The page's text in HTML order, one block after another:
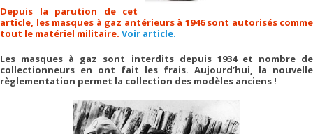
Depuis la parution de cet
article, les masques à gaz antérieurs à 1946 sont autorisés comme
tout le matériel militaire. Voir article.
Les masques à gaz sont interdits depuis 1934 et nombre de
collectionneurs en ont fait les frais. Aujourd’hui, la nouvelle
règlementation permet la collection des modèles anciens !